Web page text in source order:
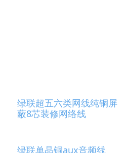
绿联超五六类网线纯铜屏
蔽8芯装修网络线
绿联单晶铜aux音频线